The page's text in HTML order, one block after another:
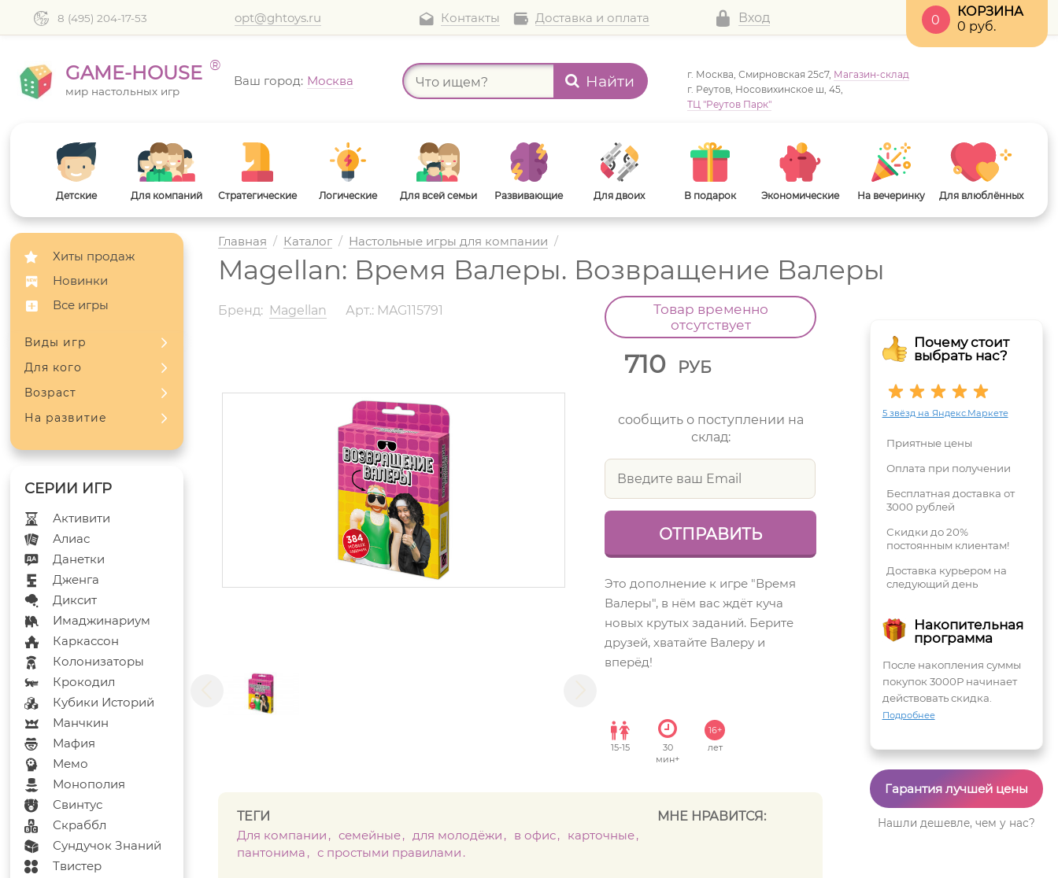
8 (495) 204-17-53 opt@ghtoys.ru Контакты Доставка и оплата Вход
КОРЗИНА
0 руб.
0
GAME-HOUSE ®
мир настольных игр
Ваш город: Москва Найти г. Москва, Смирновская 25с7, Магазин-склад
г. Реутов, Носовихинское ш, 45,
ТЦ "Реутов Парк"
Детские Для компаний Стратегические Логические Для всей семьи Развивающие Для двоих В подарок Экономические На вечеринку Для влюблённых
Хиты продаж
Новинки
Все игры
Виды игр
Для кого
Возраст
На развитие
Активити
Алиас
Данетки
Дженга
Диксит
Имаджинариум
Каркассон
Колонизаторы
Крокодил
Кубики Историй
Манчкин
Мафия
Мемо
Монополия
Свинтус
Скраббл
Сундучок Знаний
Твистер
Главная / Каталог / Настольные игры для компании /
Magellan: Время Валеры. Возвращение Валеры
Почему стоит
выбрать нас?
5 звёзд на Яндекс.Маркете
Приятные цены
Оплата при получении
Бесплатная доставка от
3000 рублей
Скидки до 20%
постоянным клиентам!
Доставка курьером на
следующий день
Накопительная
программа
После накопления суммы
покупок 3000Р начинает
действовать скидка.
Подробнее
Гарантия лучшей цены
Нашли дешевле, чем у нас?
Бренд: Magellan Арт.: MAG115791
Товар временно
отсутствует
710 РУБ
сообщить о поступлении на
склад:
Это дополнение к игре "Время
Валеры", в нём вас ждёт куча
новых крутых заданий. Берите
друзей, хватайте Валеру и
вперёд!
15-15
30
мин+
16+
лет
ТЕГИ
Для компании
семейные для молодёжи в офис
карточные
пантонима
с простыми правилами
МНЕ НРАВИТСЯ: